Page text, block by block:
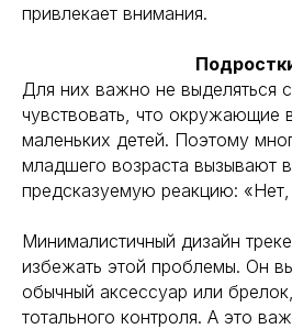
привлекает внимания.
Для них важно не выделяться
чувствовать, что окружающие
маленьких детей. Поэтому
младшего возраста вызывают
предсказуемую реакцию:
Минималистичный дизайн
избежать этой проблемы. Он
обычный аксессуар или
тотального контроля. А это